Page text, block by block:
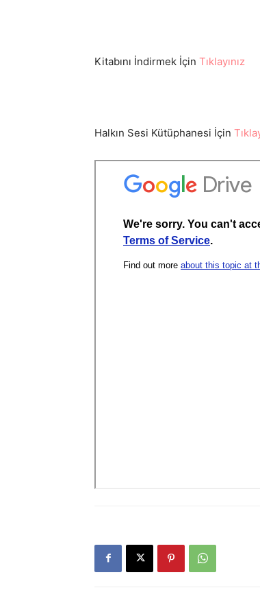
Kitabını İndirmek İçin Tıklayınız
Halkın Sesi Kütüphanesi İçin